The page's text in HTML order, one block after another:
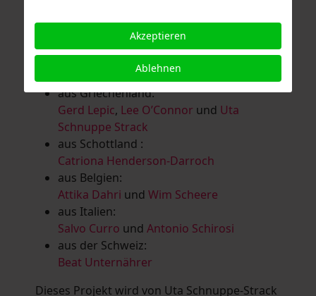
Lanzl,Heidrun MalComes,Christa Mayer-
Guntram Prochaska
Schaub,Vera Schaub,Birgit Schweimler &
Serge DevadderundRolf Thärichen
aus Griechenland:
Gerd Lepic, Lee O’Connor und Uta
Schnuppe Strack
aus Schottland :
Catriona Henderson-Darroch
aus Belgien:
Attika Dahri und Wim Scheere
aus Italien:
Salvo Curro und Antonio Schirosi
aus der Schweiz:
Beat Unternährer
Dieses Projekt wird von Uta Schnuppe-Strack
Akzeptieren
Ablehnen